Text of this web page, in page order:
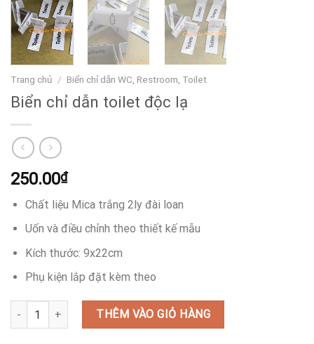
Trang chủ / Biển chỉ dẫn WC, Restroom, Toilet
Biển chỉ dẫn toilet độc lạ
250.00₫
Chất liệu Mica trắng 2ly đài loan
Uốn và điều chỉnh theo thiết kế mẫu
Kích thước: 9x22cm
Phụ kiện lắp đặt kèm theo
Biển chỉ dẫn toilet độc lạ số lượng
THÊM VÀO GIỎ HÀNG